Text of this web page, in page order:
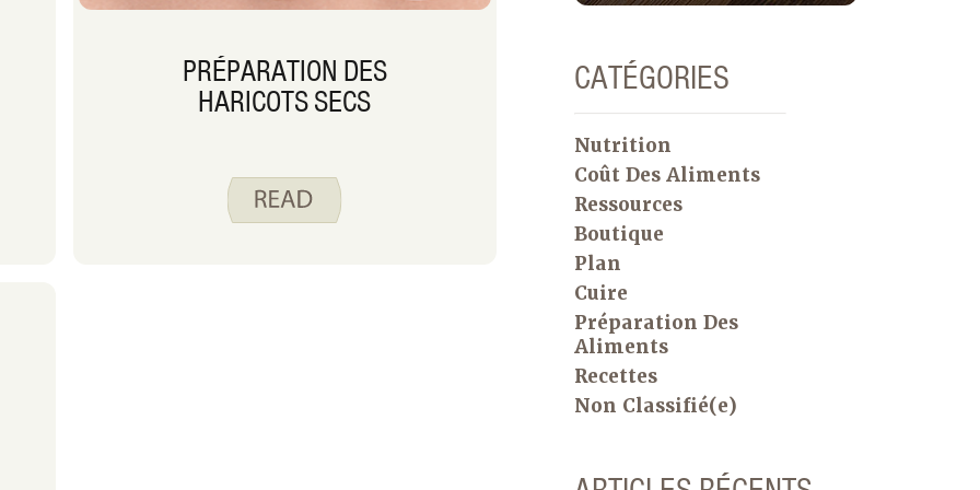
PRÉPARATION DES
HARICOTS SECS
CATÉGORIES
Nutrition
Coût Des Aliments
Ressources
Boutique
Plan
Cuire
Préparation Des
Aliments
Recettes
Non Classifié(e)